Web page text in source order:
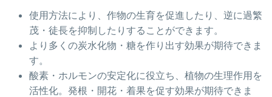
使用方法により、作物の生育を促進したり、逆に過繁
茂・徒長を抑制したりすることができます。
より多くの炭水化物・糖を作り出す効果が期待できま
す。
酸素・ホルモンの安定化に役立ち、植物の生理作用を
活性化。発根・開花・着果を促す効果が期待できま